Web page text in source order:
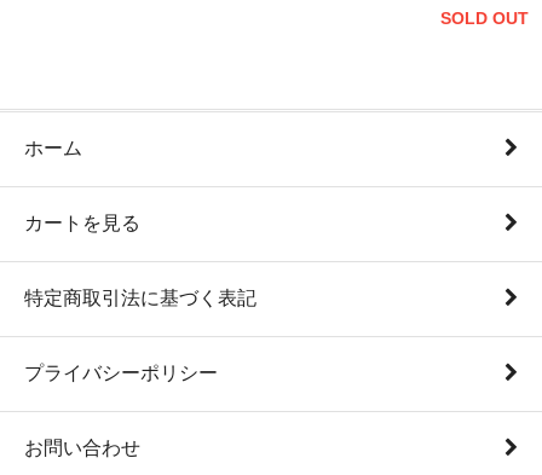
SOLD OUT
ホーム
カートを見る
特定商取引法に基づく表記
プライバシーポリシー
お問い合わせ